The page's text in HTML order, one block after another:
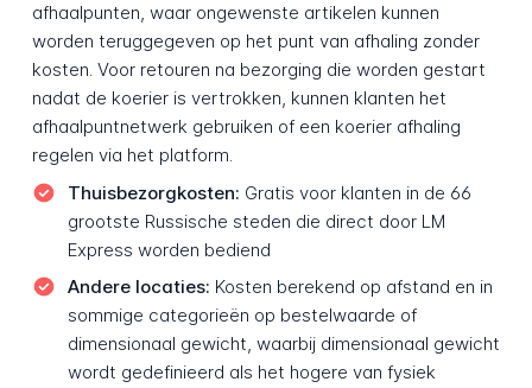
afhaalpunten, waar ongewenste artikelen kunnen
worden teruggegeven op het punt van afhaling zonder
kosten. Voor retouren na bezorging die worden gestart
nadat de koerier is vertrokken, kunnen klanten het
afhaalpuntnetwerk gebruiken of een koerier afhaling
regelen via het platform.
Thuisbezorgkosten: Gratis voor klanten in de 66
grootste Russische steden die direct door LM
Express worden bediend
Andere locaties: Kosten berekend op afstand en in
sommige categorieën op bestelwaarde of
dimensionaal gewicht, waarbij dimensionaal gewicht
wordt gedefinieerd als het hogere van fysiek